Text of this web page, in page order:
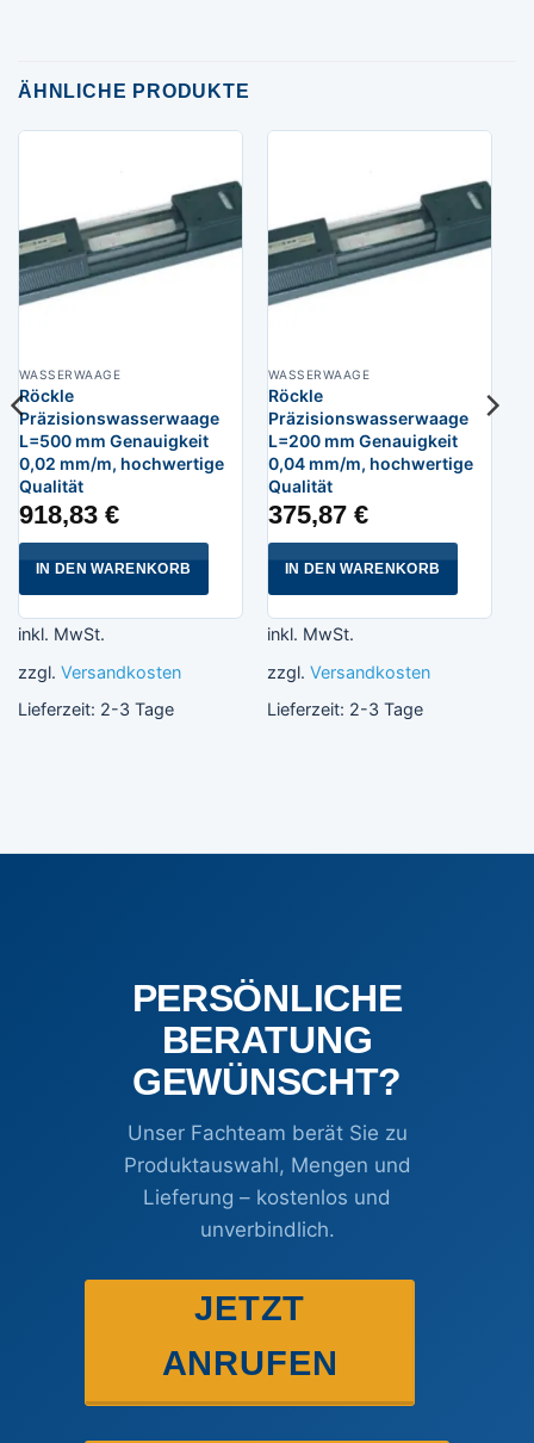
ÄHNLICHE PRODUKTE
WASSERWAAGE
Röckle
Präzisionswasserwaage
L=500 mm Genauigkeit
0,02 mm/m, hochwertige
Qualität
918,83 €
IN DEN WARENKORB
inkl. MwSt.
zzgl. Versandkosten
Lieferzeit: 2-3 Tage
WASSERWAAGE
Röckle
Präzisionswasserwaage
L=200 mm Genauigkeit
0,04 mm/m, hochwertige
Qualität
375,87 €
IN DEN WARENKORB
inkl. MwSt.
zzgl. Versandkosten
Lieferzeit: 2-3 Tage
PERSÖNLICHE
BERATUNG
GEWÜNSCHT?
Unser Fachteam berät Sie zu
Produktauswahl, Mengen und
Lieferung – kostenlos und
unverbindlich.
JETZT
ANRUFEN